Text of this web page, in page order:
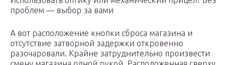
проблем — выбор за вами
А вот расположение кнопки сброса магазина и
отсутствие затворной задержки откровенно
разочаровали. Крайне затруднительно произвести